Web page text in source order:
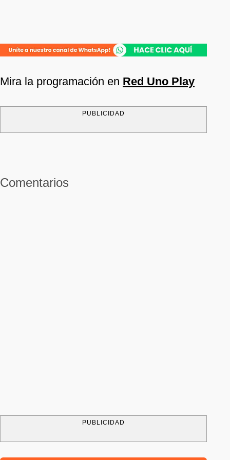
Mira la programación en Red Uno Play
PUBLICIDAD
Comentarios
PUBLICIDAD